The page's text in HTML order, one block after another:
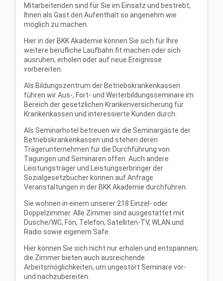
Mitarbeitenden sind für Sie im Einsatz und bestrebt,
Ihnen als Gast den Aufenthalt so angenehm wie
möglich zu machen.
Hier in der BKK Akademie können Sie sich für Ihre
weitere berufliche Laufbahn fit machen oder sich
ausruhen, erholen oder auf neue Ereignisse
vorbereiten.
Als Bildungszentrum der Betriebskrankenkassen
führen wir Aus-, Fort- und Weiterbildungsseminare im
Bereich der gesetzlichen Krankenversicherung für
Krankenkassen und interessierte Kunden durch.
Als Seminarhotel betreuen wir die Seminargäste der
Betriebskrankenkassen und stehen deren
Trägerunternehmen für die Durchführung von
Tagungen und Seminaren offen. Auch andere
Leistungsträger und Leistungserbringer der
Sozialgesetzbücher können auf Anfrage
Veranstaltungen in der BKK Akademie durchführen.
Sie wohnen in einem unserer 218 Einzel- oder
Doppelzimmer. Alle Zimmer sind ausgestattet mit
Dusche/WC, Fön, Telefon, Satelliten-TV, WLAN und
Radio sowie eigenem Safe.
Hier können Sie sich nicht nur erholen und entspannen;
die Zimmer bieten auch ausreichende
Arbeitsmöglichkeiten, um ungestört Seminare vor-
und nachzubereiten.